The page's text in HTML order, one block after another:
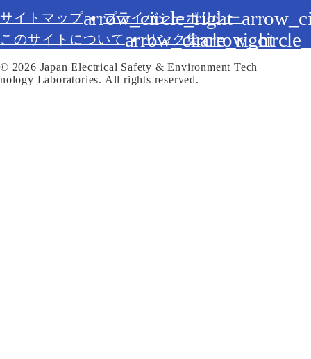
サイトマップ
プライバシーポリシー
このサイトについて
リンク集
© 2026 Japan Electrical Safety & Environment Tech
nology Laboratories. All rights reserved.